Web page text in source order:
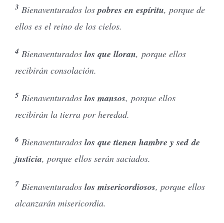
3 Bienaventurados los pobres en espíritu, porque de
ellos es el reino de los cielos.
4 Bienaventurados los que lloran, porque ellos
recibirán consolación.
5 Bienaventurados los mansos, porque ellos
recibirán la tierra por heredad.
6 Bienaventurados los que tienen hambre y sed de
justicia, porque ellos serán saciados.
7 Bienaventurados los misericordiosos, porque ellos
alcanzarán misericordia.